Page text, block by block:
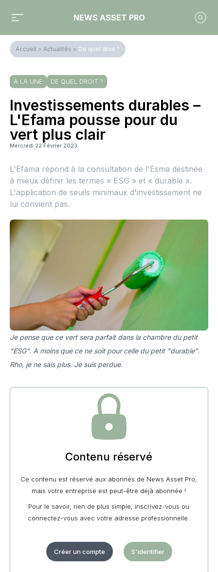
NEWS ASSET PRO
Accueil > Actualités > De quel droit ?
À LA UNE DE QUEL DROIT ?
Investissements durables –
L'Efama pousse pour du
vert plus clair
Mercredi 22 Février 2023
L'Efama répond à la consultation de l'Esma destinée
à mieux définir les termes « ESG » et « durable ».
L'application de seuils minimaux d'investissement ne
lui convient pas.
Je pense que ce vert sera parfait dans la chambre du petit
"ESG". A moins que ce ne soit pour celle du petit "durable".
Rho, je ne sais plus. Je suis perdue.
Contenu réservé
Ce contenu est réservé aux abonnés de News Asset Pro,
mais votre entreprise est peut-être déjà abonnée !
Pour le savoir, rien de plus simple, inscrivez-vous ou
connectez-vous avec votre adresse professionnelle.
Créer un compte S'identifier